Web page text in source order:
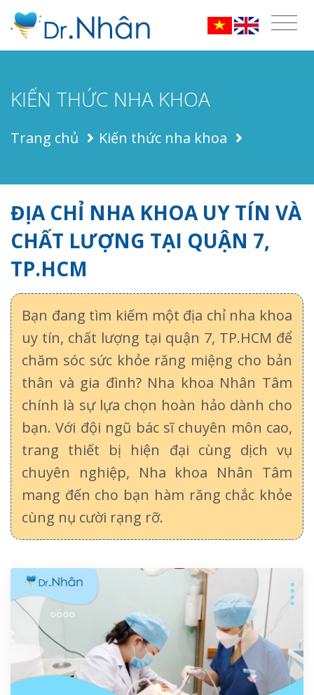
KIẾN THỨC NHA KHOA
Trang chủ Kiến thức nha khoa
ĐỊA CHỈ NHA KHOA UY TÍN VÀ
CHẤT LƯỢNG TẠI QUẬN 7,
TP.HCM
Bạn đang tìm kiếm một địa chỉ nha khoa
uy tín, chất lượng tại quận 7, TP.HCM để
chăm sóc sức khỏe răng miệng cho bản
thân và gia đình? Nha khoa Nhân Tâm
chính là sự lựa chọn hoàn hảo dành cho
bạn. Với đội ngũ bác sĩ chuyên môn cao,
trang thiết bị hiện đại cùng dịch vụ
chuyên nghiệp, Nha khoa Nhân Tâm
mang đến cho bạn hàm răng chắc khỏe
cùng nụ cười rạng rỡ.